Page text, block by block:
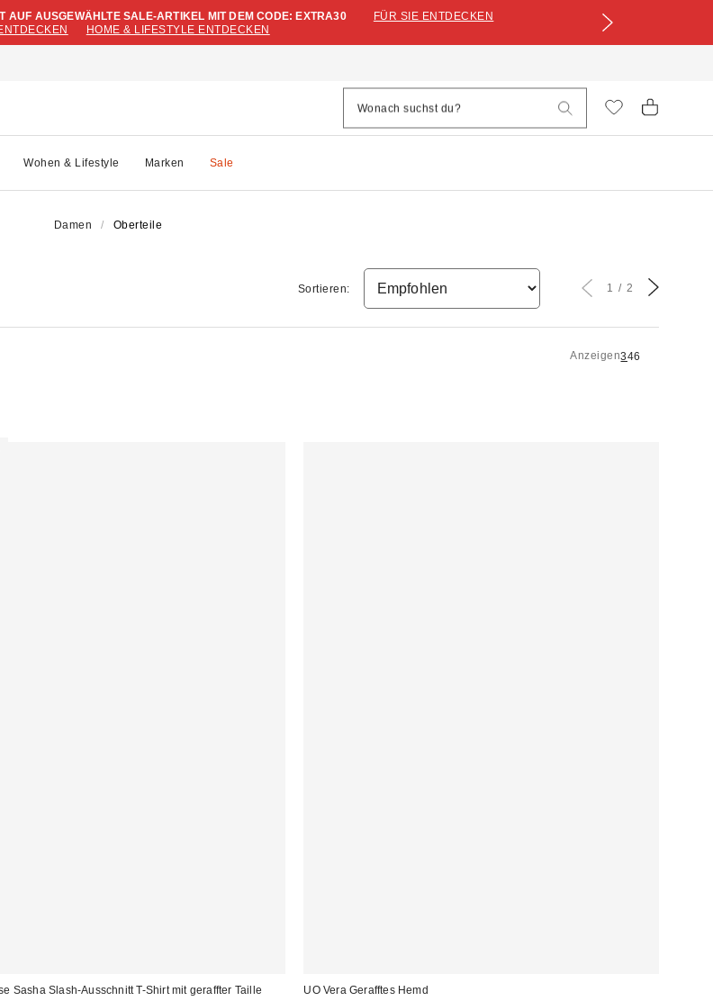
AUF AUSGEWÄHLTE SALE-ARTIKEL MIT DEM CODE: EXTRA30
FÜR SIE ENTDECKEN
HOME & LIFESTYLE ENTDECKEN
Wohen & Lifestyle Marken Sale
Damen Oberteile
Anzeigen346
Sortieren: 1 2
Sasha Slash-Ausschnitt T-Shirt mit geraffter Taille
UO Vera Gerafftes Hemd